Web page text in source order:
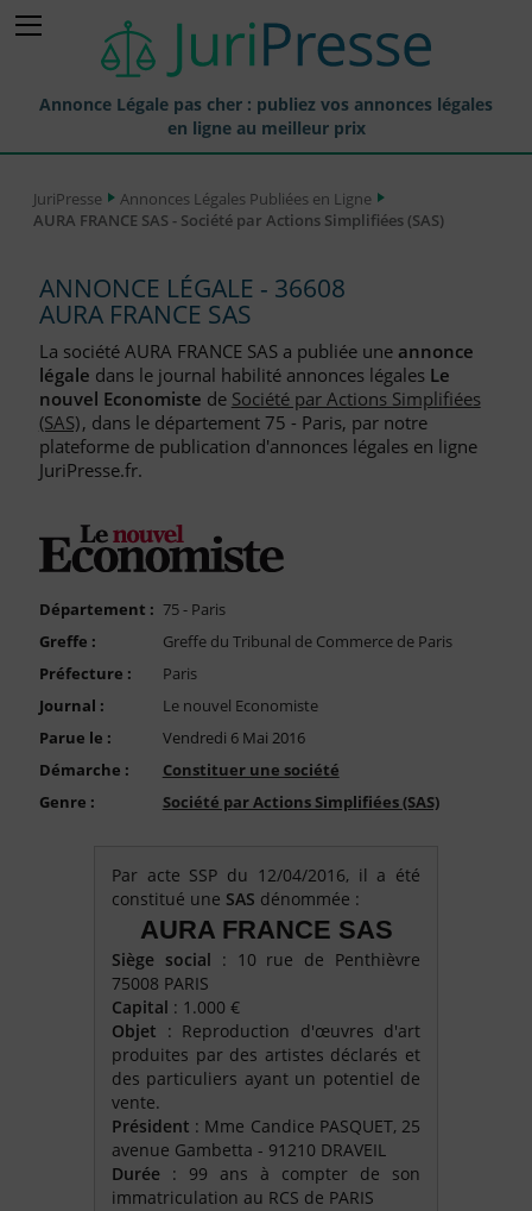
Annonce Légale pas cher : publiez vos annonces légales
en ligne au meilleur prix
Annonces Légales Publiées
Journaux Habilités (JAL) Annonces Légales
Départements pour la Publication d'Annonces Légales
Liste des Greffes
Liste des CCI
FAQ
Compte PRO
JuriPresse
Annonces Légales Publiées en Ligne
AURA FRANCE SAS - Société par Actions Simplifiées (SAS)
ANNONCE LÉGALE - 36608
AURA FRANCE SAS
La société AURA FRANCE SAS a publiée une annonce
légale dans le journal habilité annonces légales Le
nouvel Economiste de Société par Actions Simplifiées
(SAS), dans le département 75 - Paris, par notre
plateforme de publication d'annonces légales en ligne
JuriPresse.fr.
Département : 75 - Paris
Greffe :
Greffe du Tribunal de Commerce de Paris
Préfecture :
Paris
Journal :
Le nouvel Economiste
Parue le :
Vendredi 6 Mai 2016
Démarche :
Constituer une société
Genre :
Société par Actions Simplifiées (SAS)
Par acte SSP du 12/04/2016, il a été
constitué une SAS dénommée :
AURA FRANCE SAS
Siège social : 10 rue de Penthièvre
75008 PARIS
Capital : 1.000 €
Objet : Reproduction d'œuvres d'art
produites par des artistes déclarés et
des particuliers ayant un potentiel de
vente.
Président : Mme Candice PASQUET, 25
avenue Gambetta - 91210 DRAVEIL
Durée : 99 ans à compter de son
immatriculation au RCS de PARIS